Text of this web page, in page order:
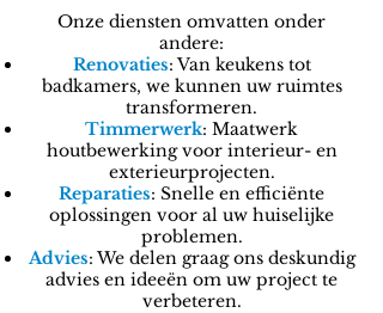
Onze diensten omvatten onder
andere:
Renovaties: Van keukens tot
badkamers, we kunnen uw ruimtes
transformeren.
Timmerwerk: Maatwerk
houtbewerking voor interieur- en
exterieurprojecten.
Reparaties: Snelle en efficiënte
oplossingen voor al uw huiselijke
problemen.
Advies: We delen graag ons deskundig
advies en ideeën om uw project te
verbeteren.